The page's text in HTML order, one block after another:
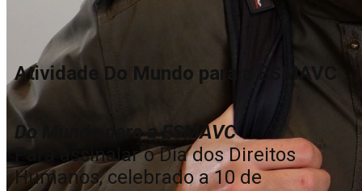
Atividade Do Mundo para a ESMAVC
Do Mundo para a ESMAVC
Para assinalar o Dia dos Direitos
Humanos, celebrado a 10 de